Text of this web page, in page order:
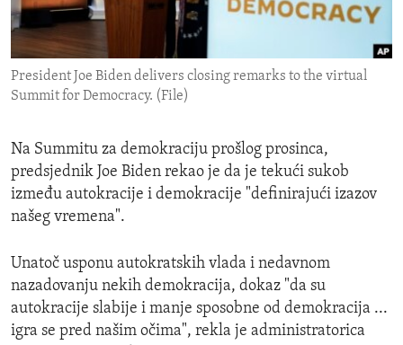
ENVIRONMENT AND HEALTH
IDEALS AND INSTITUTIONS
President Joe Biden delivers closing remarks to the virtual
Summit for Democracy. (File)
Na Summitu za demokraciju prošlog prosinca,
predsjednik Joe Biden rekao je da je tekući sukob
između autokracije i demokracije "definirajući izazov
našeg vremena".
Unatoč usponu autokratskih vlada i nedavnom
nazadovanju nekih demokracija, dokaz "da su
autokracije slabije i manje sposobne od demokracija ...
igra se pred našim očima", rekla je administratorica